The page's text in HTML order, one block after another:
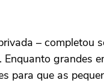
– completou
grandes
para que as